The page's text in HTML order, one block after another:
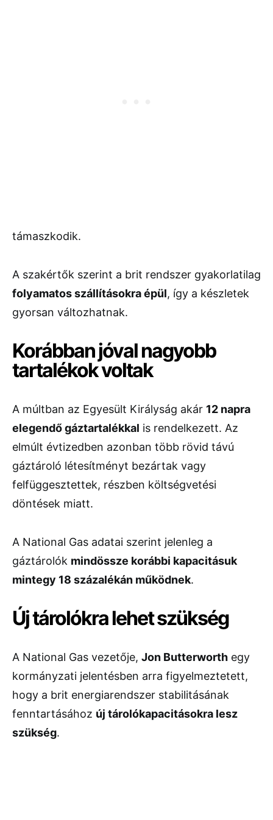
támaszkodik.
A szakértők szerint a brit rendszer gyakorlatilag
folyamatos szállításokra épül, így a készletek
gyorsan változhatnak.
Korábban jóval nagyobb
tartalékok voltak
A múltban az Egyesült Királyság akár 12 napra
elegendő gáztartalékkal is rendelkezett. Az
elmúlt évtizedben azonban több rövid távú
gáztároló létesítményt bezártak vagy
felfüggesztettek, részben költségvetési
döntések miatt.
A National Gas adatai szerint jelenleg a
gáztárolók mindössze korábbi kapacitásuk
mintegy 18 százalékán működnek.
Új tárolókra lehet szükség
A National Gas vezetője, Jon Butterworth egy
kormányzati jelentésben arra figyelmeztetett,
hogy a brit energiarendszer stabilitásának
fenntartásához új tárolókapacitásokra lesz
szükség.